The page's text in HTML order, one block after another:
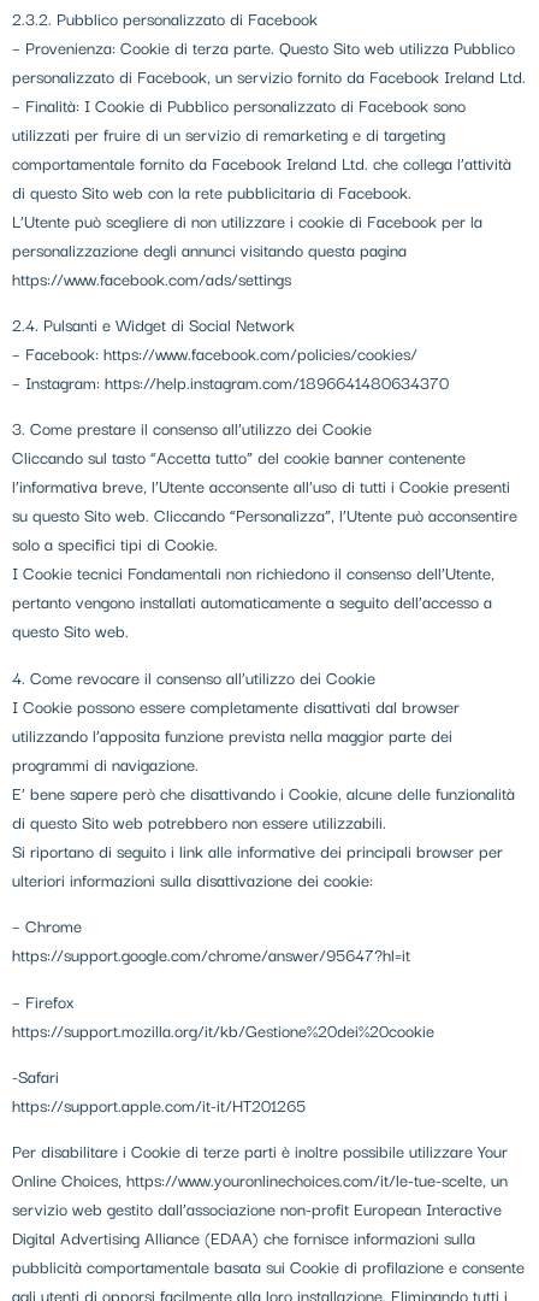
2.3.2. Pubblico personalizzato di Facebook
– Provenienza: Cookie di terza parte. Questo Sito web utilizza Pubblico
personalizzato di Facebook, un servizio fornito da Facebook Ireland Ltd.
– Finalità: I Cookie di Pubblico personalizzato di Facebook sono
utilizzati per fruire di un servizio di remarketing e di targeting
comportamentale fornito da Facebook Ireland Ltd. che collega l’attività
di questo Sito web con la rete pubblicitaria di Facebook.
L’Utente può scegliere di non utilizzare i cookie di Facebook per la
personalizzazione degli annunci visitando questa pagina
https://www.facebook.com/ads/settings
2.4. Pulsanti e Widget di Social Network
– Facebook: https://www.facebook.com/policies/cookies/
– Instagram: https://help.instagram.com/1896641480634370
3. Come prestare il consenso all’utilizzo dei Cookie
Cliccando sul tasto “Accetta tutto” del cookie banner contenente
l’informativa breve, l’Utente acconsente all’uso di tutti i Cookie presenti
su questo Sito web. Cliccando “Personalizza”, l’Utente può acconsentire
solo a specifici tipi di Cookie.
I Cookie tecnici Fondamentali non richiedono il consenso dell’Utente,
pertanto vengono installati automaticamente a seguito dell’accesso a
questo Sito web.
4. Come revocare il consenso all’utilizzo dei Cookie
I Cookie possono essere completamente disattivati dal browser
utilizzando l’apposita funzione prevista nella maggior parte dei
programmi di navigazione.
E’ bene sapere però che disattivando i Cookie, alcune delle funzionalità
di questo Sito web potrebbero non essere utilizzabili.
Si riportano di seguito i link alle informative dei principali browser per
ulteriori informazioni sulla disattivazione dei cookie:
– Chrome
https://support.google.com/chrome/answer/95647?hl=it
– Firefox
https://support.mozilla.org/it/kb/Gestione%20dei%20cookie
-Safari
https://support.apple.com/it-it/HT201265
Per disabilitare i Cookie di terze parti è inoltre possibile utilizzare Your
Online Choices, https://www.youronlinechoices.com/it/le-tue-scelte, un
servizio web gestito dall’associazione non-profit European Interactive
Digital Advertising Alliance (EDAA) che fornisce informazioni sulla
pubblicità comportamentale basata sui Cookie di profilazione e consente
agli utenti di opporsi facilmente alla loro installazione. Eliminando tutti i